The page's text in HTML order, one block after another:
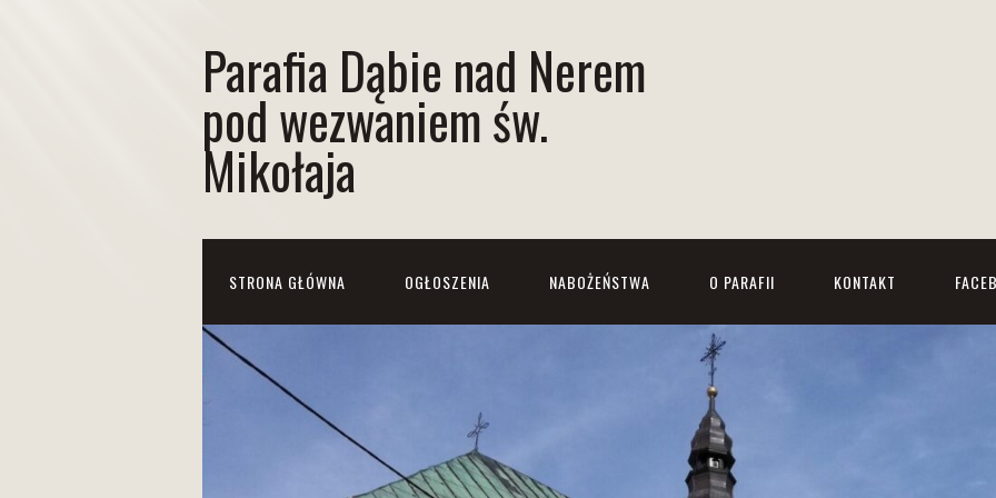
Parafia Dąbie nad Nerem
pod wezwaniem św.
Mikołaja
STRONA GŁÓWNA OGŁOSZENIA NABOŻEŃSTWA O PARAFII KONTAKT